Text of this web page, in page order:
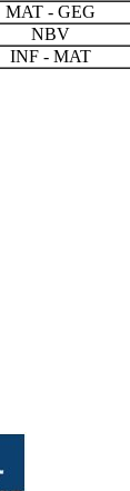
MAT - GEG
NBV
INF - MAT